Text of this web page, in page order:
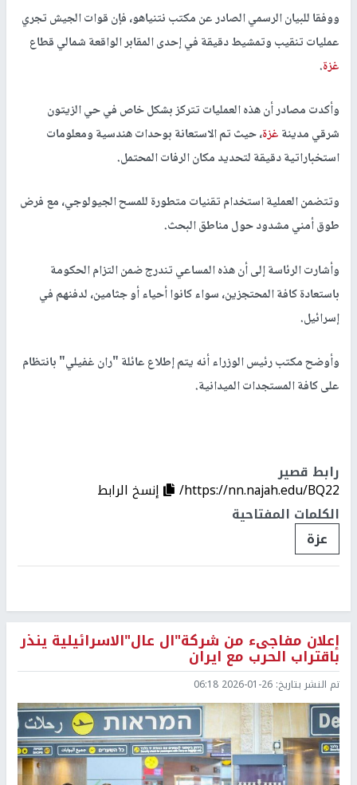
ووفقا للبيان الرسمي الصادر عن مكتب نتنياهو، فإن قوات الجيش تجري
عمليات تنقيب وتمشيط دقيقة في إحدى المقابر الواقعة شمالي قطاع
غزة.
وأكدت مصادر أن هذه العمليات تتركز بشكل خاص في حي الزيتون
شرقي مدينةغزة، حيث تم الاستعانة بوحدات هندسية ومعلومات
استخباراتية دقيقة لتحديد مكان الرفات المحتمل.
وتتضمن العملية استخدام تقنيات متطورة للمسح الجيولوجي، مع فرض
طوق أمني مشدود حول مناطق البحث.
وأشارت الرئاسة إلى أن هذه المساعي تندرج ضمن التزام الحكومة
باستعادة كافة المحتجزين، سواء كانوا أحياء أو جثامين، لدفنهم في
إسرائيل.
وأوضح مكتب رئيس الوزراء أنه يتم إطلاع عائلة "ران غفيلي" بانتظام
على كافة المستجدات الميدانية.
رابط قصير
https://nn.najah.edu/BQ22/
إنسخ الرابط
الكلمات المفتاحية
عزة
إعلان مفاجىء من شركة"ال عال"الاسرائيلية ينذر
باقتراب الحرب مع ايران
تم النشر بتاريخ: 2026-01-26 06:18